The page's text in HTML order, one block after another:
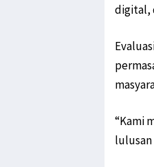
digital,
“Kami
lulusan